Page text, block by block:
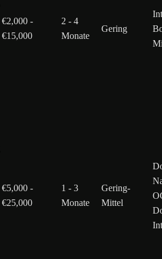
€2,000 -
€15,000
2 - 4
Monate
Gering
€5,000 -
€25,000
1 - 3
Monate
Gering-
Mittel